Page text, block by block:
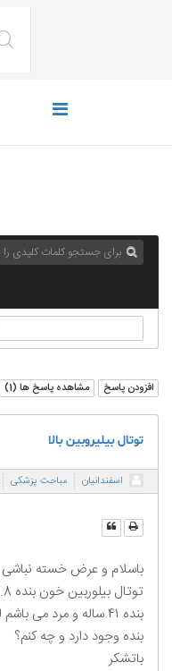
افزودن پاسخ مشاهده پاسخ ها (1
)
توتال بیلیروبین بالا
اسفندانیان مباحث پزشکی
باسلام و عرض خسته نباشی
بنده ۴۱ ساله و مرد می
بنده وجود دارد و چه کنم؟
باتشکر